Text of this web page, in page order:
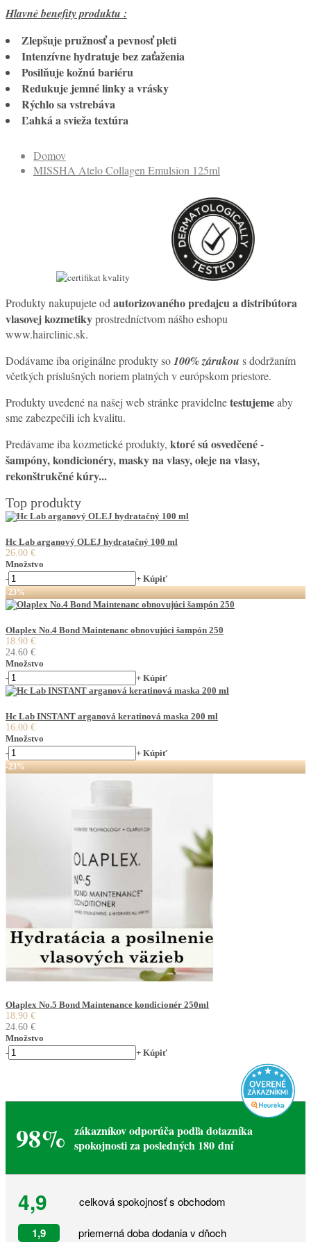
Hlavné benefity produktu :
Zlepšuje pružnosť a pevnosť pleti
Intenzívne hydratuje bez zaťaženia
Posilňuje kožnú bariéru
Redukuje jemné linky a vrásky
Rýchlo sa vstrebáva
Ľahká a svieža textúra
Domov
MISSHA Atelo Collagen Emulsion 125ml
Produkty nakupujete odautorizovaného predajcu a distribútora
vlasovej kozmetikyprostredníctvom nášho eshopu
www.hairclinic.sk.
Dodávame iba originálne produkty so100% zárukou s dodržaním
včetkých príslušných noriem platných v európskom priestore.
Produkty uvedené na našej web stránke pravidelnetestujemeaby
sme zabezpečili ich kvalitu.
Predávame iba kozmetické produkty, ktoré sú osvedčené-
šampóny, kondicionéry, masky na vlasy, oleje na vlasy,
rekonštrukčné kúry...
Top produkty
Hc Lab arganový OLEJ hydratačný 100 ml
26.00 €
Množstvo
-
+ Kúpiť
-23%
Olaplex No.4 Bond Maintenanc obnovujúci šampón 250
18.90 €
24.60 €
Množstvo
-
+ Kúpiť
Hc Lab INSTANT arganová keratinová maska 200 ml
16.00 €
Množstvo
-
+ Kúpiť
-23%
Olaplex No.5 Bond Maintenance kondicionér 250ml
18.90 €
24.60 €
Množstvo
-
+ Kúpiť
98%
zákazníkov odporúča podľa dotazníka
spokojnosti za posledných 180 dní
4,9 celková spokojnosť s obchodom
1,9 priemerná doba dodania v dňoch